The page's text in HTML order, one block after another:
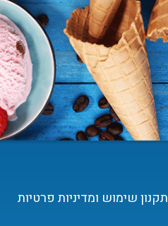
תקנון שימוש ומדיניות פרטיות